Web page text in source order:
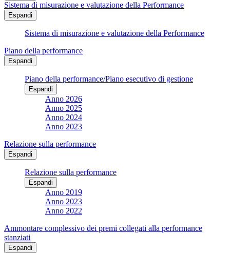
Sistema di misurazione e valutazione della Performance
Espandi
Sistema di misurazione e valutazione della Performance
Piano della performance
Espandi
Piano della performance/Piano esecutivo di gestione
Espandi
Anno 2026
Anno 2025
Anno 2024
Anno 2023
Relazione sulla performance
Espandi
Relazione sulla performance
Espandi
Anno 2019
Anno 2023
Anno 2022
Ammontare complessivo dei premi collegati alla performance
stanziati
Espandi